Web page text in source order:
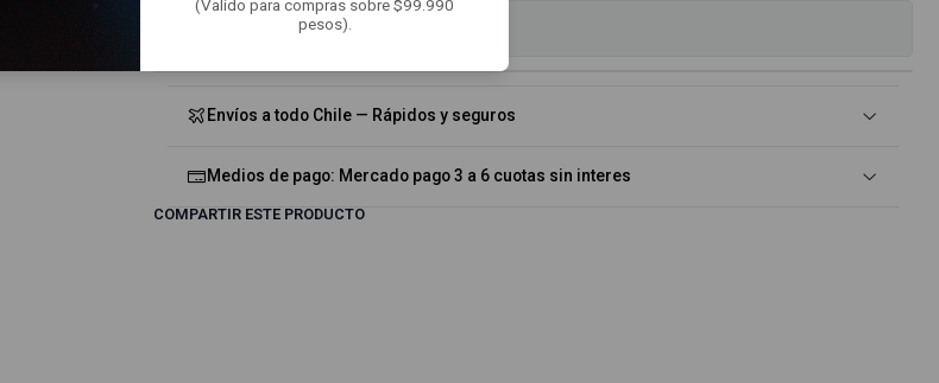
(Valido para compras sobre $99.990
pesos).
Mostrar stock de ubicaciones
Envíos a todo Chile — Rápidos y seguros
Medios de pago: Mercado pago 3 a 6 cuotas sin interes
COMPARTIR ESTE PRODUCTO